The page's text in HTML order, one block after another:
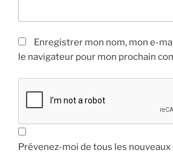
Enregistrer mon nom, mon e-
le navigateur pour mon prochain
Prévenez-moi de tous les